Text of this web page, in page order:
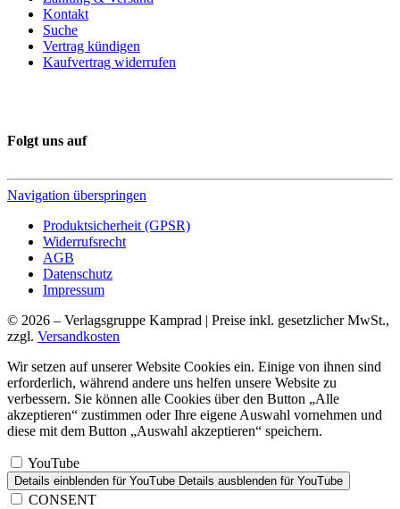
Kontakt
Suche
Vertrag kündigen
Kaufvertrag widerrufen
Folgt uns auf
Navigation überspringen
Produktsicherheit (GPSR)
Widerrufsrecht
AGB
Datenschutz
Impressum
© 2026 – Verlagsgruppe Kamprad | Preise inkl. gesetzlicher MwSt.,
zzgl. Versandkosten
Wir setzen auf unserer Website Cookies ein. Einige von ihnen sind
erforderlich, während andere uns helfen unsere Website zu
verbessern. Sie können alle Cookies über den Button „Alle
akzeptieren“ zustimmen oder Ihre eigene Auswahl vornehmen und
diese mit dem Button „Auswahl akzeptieren“ speichern.
YouTube
Details einblenden für YouTube Details ausblenden für YouTube
CONSENT